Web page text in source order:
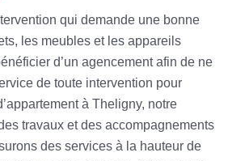
qui demande une bonne
les meubles et les appareils
d’un agencement afin de ne
de toute intervention pour
à Theligny, notre
travaux et des accompagnements
des services à la hauteur de